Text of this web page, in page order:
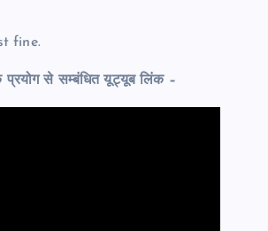
fine.
से सम्बंधित यूट्यूब लिंक –